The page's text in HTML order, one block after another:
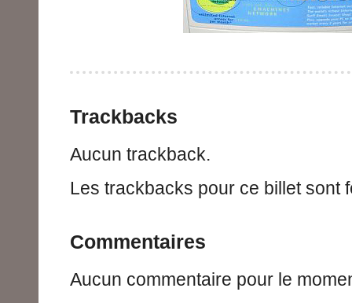
Trackbacks
Aucun trackback.
Les trackbacks pour ce billet sont
Commentaires
Aucun commentaire pour le